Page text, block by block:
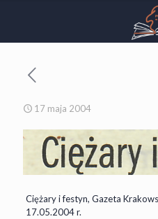
17 maja 2004
Ciężary i festyn, Gazeta
17.05.2004 r.